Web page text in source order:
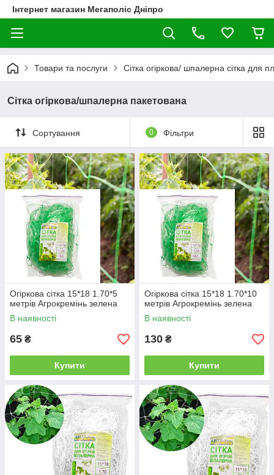
Інтернет магазин Мегаполіс Дніпро
Товари та послуги Сітка огіркова/ шпалерна сітка для
Сітка огіркова/шпалерна пакетована
Сортування 0 Фільтри
Огіркова сітка 15*18 1.70*5
метрів Агрокремінь зелена
В наявності
65 ₴
Купити
Огіркова сітка 15*18 1.70*10
метрів Агрокремінь зелена
В наявності
130 ₴
Купити